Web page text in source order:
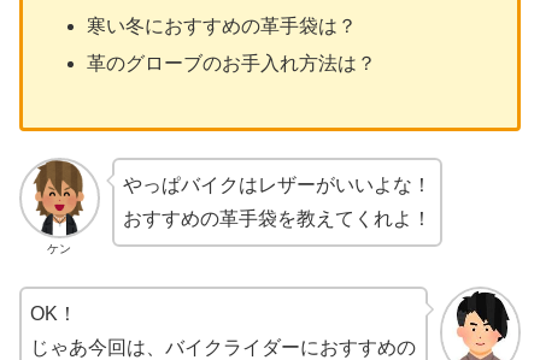
寒い冬におすすめの革手袋は？
革のグローブのお手入れ方法は？
ケン
やっぱバイクはレザーがいいよな！
おすすめの革手袋を教えてくれよ！
OK！
じゃあ今回は、バイクライダーにおすすめの